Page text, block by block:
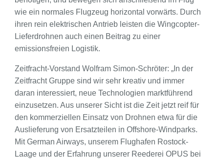
wie ein normales Flugzeug horizontal vorwärts. Durch
ihren rein elektrischen Antrieb leisten die Wingcopter-
Lieferdrohnen auch einen Beitrag zu einer
emissionsfreien Logistik.
Zeitfracht-Vorstand Wolfram Simon-Schröter: „In der
Zeitfracht Gruppe sind wir sehr kreativ und immer
daran interessiert, neue Technologien marktführend
einzusetzen. Aus unserer Sicht ist die Zeit jetzt reif für
den kommerziellen Einsatz von Drohnen etwa für die
Auslieferung von Ersatzteilen in Offshore-Windparks.
Mit German Airways, unserem Flughafen Rostock-
Laage und der Erfahrung unserer Reederei OPUS bei